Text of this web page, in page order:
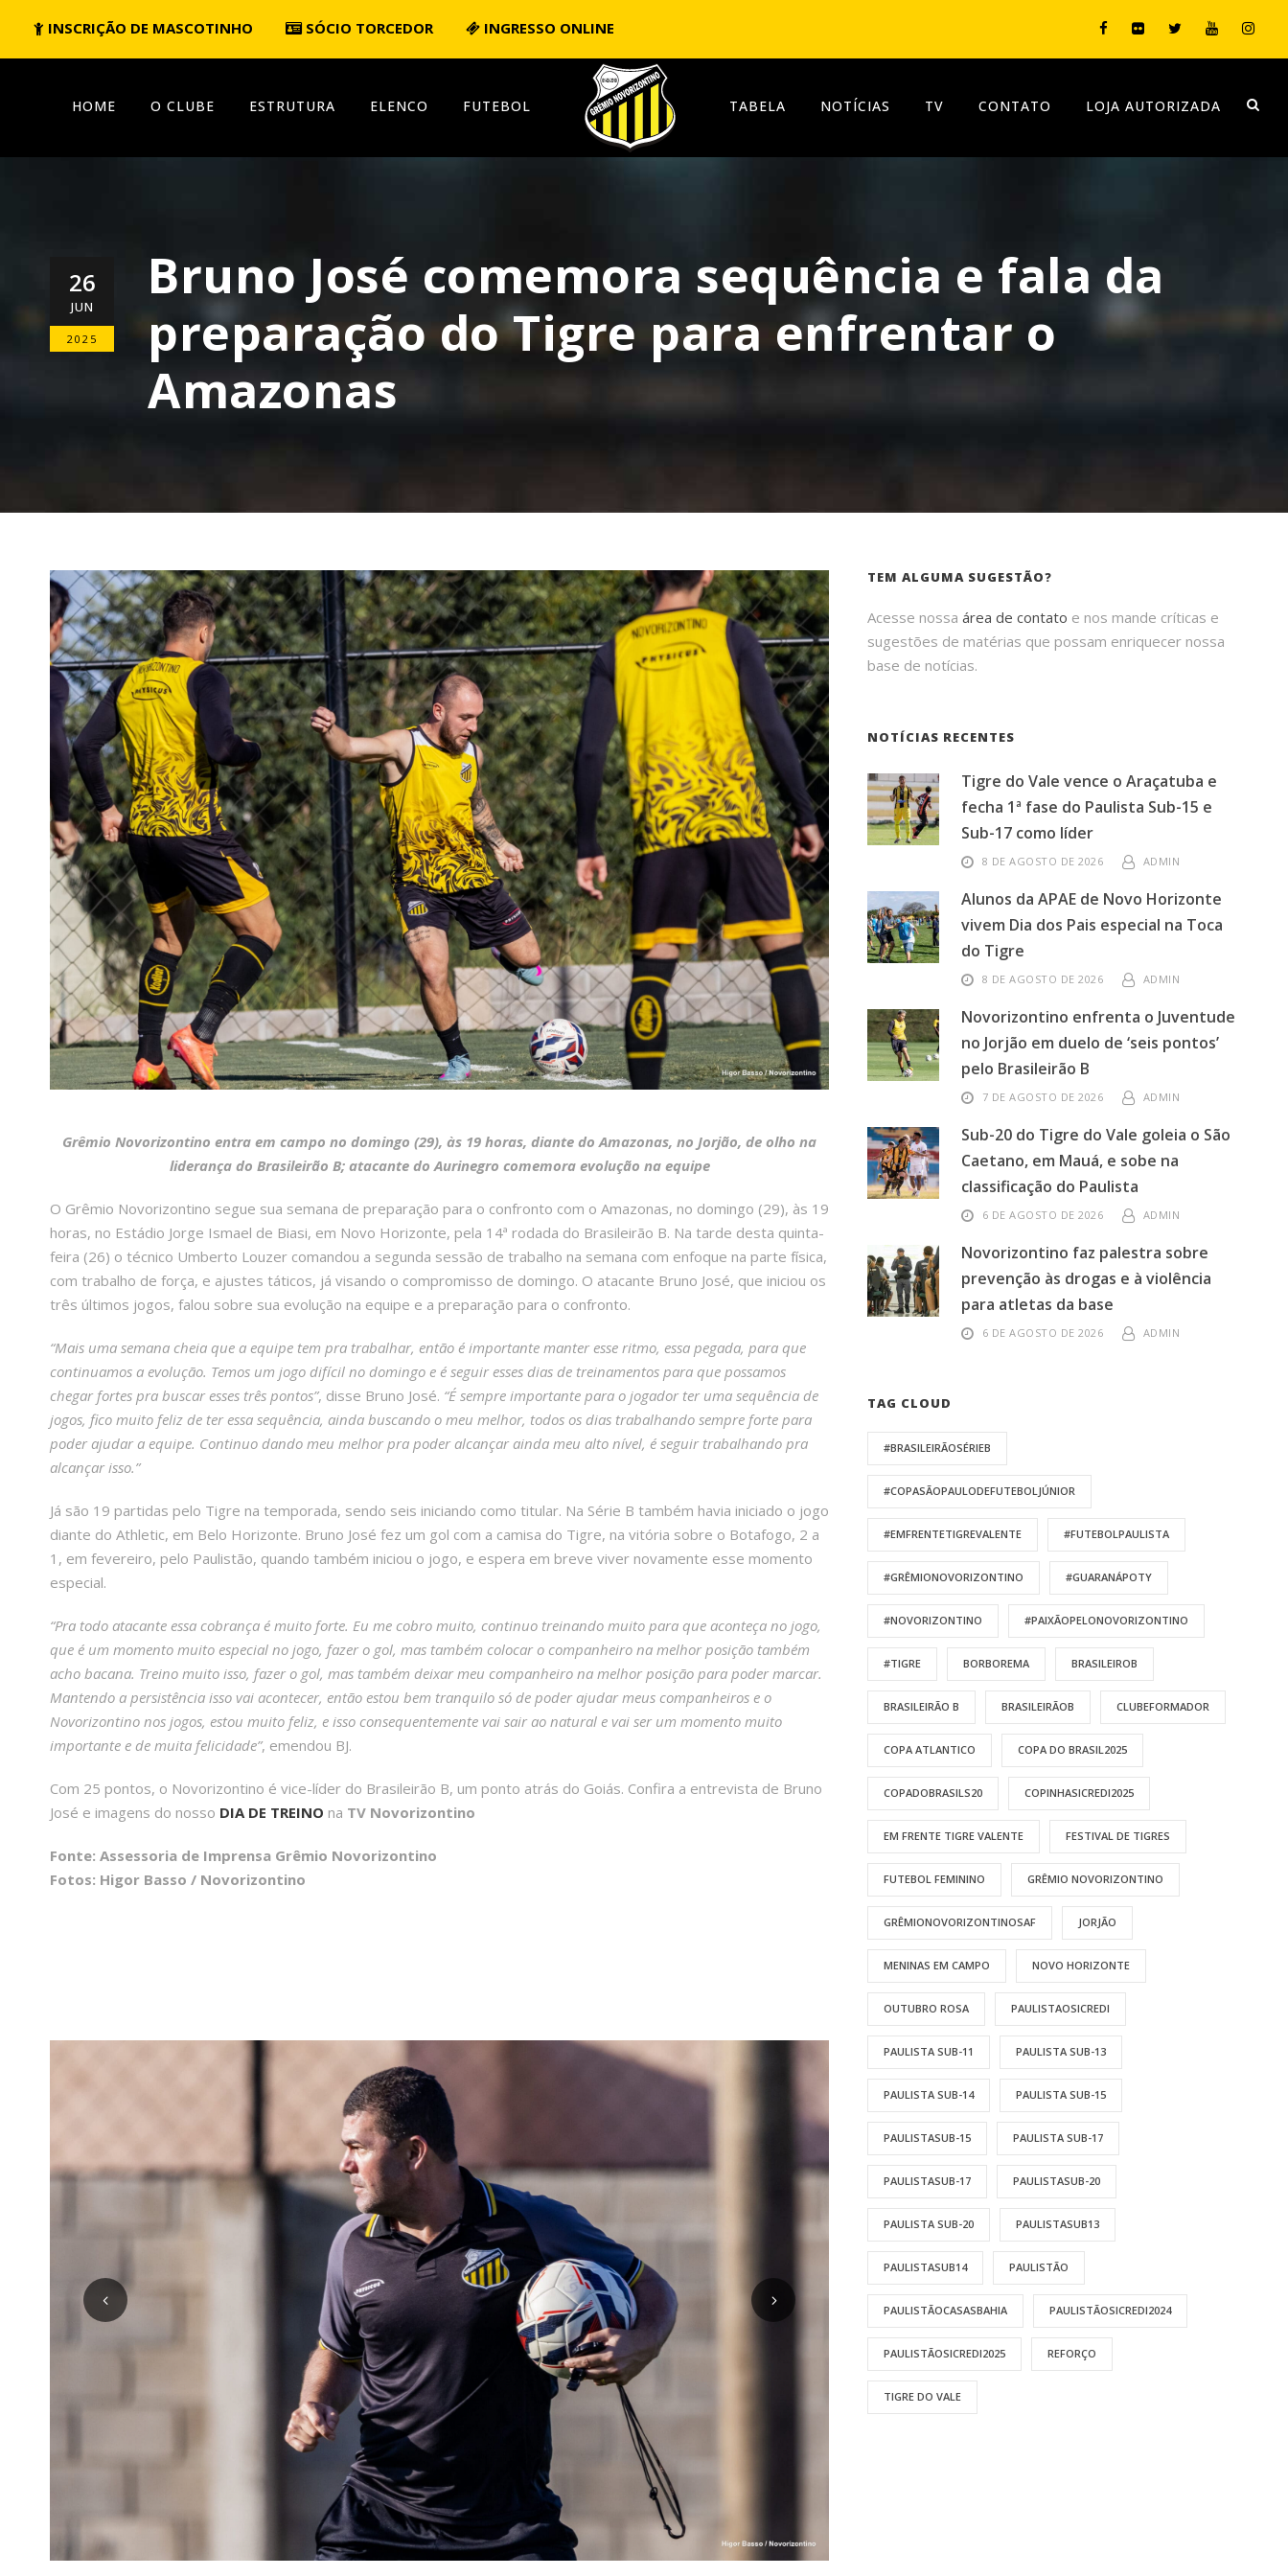
INSCRIÇÃO DE MASCOTINHO SÓCIO TORCEDOR INGRESSO ONLINE
HOME O CLUBE ESTRUTURA ELENCO FUTEBOL TABELA NOTÍCIAS TV CONTATO LOJA AUTORIZADA
26
JUN
2025
Bruno José comemora sequência e fala da
preparação do Tigre para enfrentar o
Amazonas
Grêmio Novorizontino entra em campo no domingo (29), às 19 horas, diante do Amazonas, no Jorjão, de olho na
liderança do Brasileirão B; atacante do Aurinegro comemora evolução na equipe
O Grêmio Novorizontino segue sua semana de preparação para o confronto com o Amazonas, no domingo (29), às 19
horas, no Estádio Jorge Ismael de Biasi, em Novo Horizonte, pela 14ª rodada do Brasileirão B. Na tarde desta quinta-
feira (26) o técnico Umberto Louzer comandou a segunda sessão de trabalho na semana com enfoque na parte física,
com trabalho de força, e ajustes táticos, já visando o compromisso de domingo. O atacante Bruno José, que iniciou os
três últimos jogos, falou sobre sua evolução na equipe e a preparação para o confronto.
“Mais uma semana cheia que a equipe tem pra trabalhar, então é importante manter esse ritmo, essa pegada, para que
continuamos a evolução. Temos um jogo difícil no domingo e é seguir esses dias de treinamentos para que possamos
chegar fortes pra buscar esses três pontos”, disse Bruno José. “É sempre importante para o jogador ter uma sequência de
jogos, fico muito feliz de ter essa sequência, ainda buscando o meu melhor, todos os dias trabalhando sempre forte para
poder ajudar a equipe. Continuo dando meu melhor pra poder alcançar ainda meu alto nível, é seguir trabalhando pra
alcançar isso.”
Já são 19 partidas pelo Tigre na temporada, sendo seis iniciando como titular. Na Série B também havia iniciado o jogo
diante do Athletic, em Belo Horizonte. Bruno José fez um gol com a camisa do Tigre, na vitória sobre o Botafogo, 2 a
1, em fevereiro, pelo Paulistão, quando também iniciou o jogo, e espera em breve viver novamente esse momento
especial.
“Pra todo atacante essa cobrança é muito forte. Eu me cobro muito, continuo treinando muito para que aconteça no jogo,
que é um momento muito especial no jogo, fazer o gol, mas também colocar o companheiro na melhor posição também
acho bacana. Treino muito isso, fazer o gol, mas também deixar meu companheiro na melhor posição para poder marcar.
Mantendo a persistência isso vai acontecer, então estou bem tranquilo só de poder ajudar meus companheiros e o
Novorizontino nos jogos, estou muito feliz, e isso consequentemente vai sair ao natural e vai ser um momento muito
importante e de muita felicidade”, emendou BJ.
Com 25 pontos, o Novorizontino é vice-líder do Brasileirão B, um ponto atrás do Goiás. Confira a entrevista de Bruno
José e imagens do nosso DIA DE TREINO na TV Novorizontino
Fonte: Assessoria de Imprensa Grêmio Novorizontino
Fotos: Higor Basso / Novorizontino
TEM ALGUMA SUGESTÃO?
Acesse nossaárea de contato e nos mande críticas e
sugestões de matérias que possam enriquecer nossa
base de notícias.
NOTÍCIAS RECENTES
Tigre do Vale vence o Araçatuba e
fecha 1ª fase do Paulista Sub-15 e
Sub-17 como líder
8 DE AGOSTO DE 2026 ADMIN
Alunos da APAE de Novo Horizonte
vivem Dia dos Pais especial na Toca
do Tigre
8 DE AGOSTO DE 2026 ADMIN
Novorizontino enfrenta o Juventude
no Jorjão em duelo de ‘seis pontos’
pelo Brasileirão B
7 DE AGOSTO DE 2026 ADMIN
Sub-20 do Tigre do Vale goleia o São
Caetano, em Mauá, e sobe na
classificação do Paulista
6 DE AGOSTO DE 2026 ADMIN
Novorizontino faz palestra sobre
prevenção às drogas e à violência
para atletas da base
6 DE AGOSTO DE 2026 ADMIN
TAG CLOUD
#BRASILEIRÃOSÉRIEB
#COPASÃOPAULODEFUTEBOLJÚNIOR
#EMFRENTETIGREVALENTE #FUTEBOLPAULISTA
#GRÊMIONOVORIZONTINO #GUARANÁPOTY
#NOVORIZONTINO #PAIXÃOPELONOVORIZONTINO
#TIGRE BORBOREMA BRASILEIROB
BRASILEIRÃO B BRASILEIRÃOB CLUBEFORMADOR
COPA ATLANTICO COPA DO BRASIL2025
COPADOBRASILS20 COPINHASICREDI2025
EM FRENTE TIGRE VALENTE FESTIVAL DE TIGRES
FUTEBOL FEMININO GRÊMIO NOVORIZONTINO
GRÊMIONOVORIZONTINOSAF JORJÃO
MENINAS EM CAMPO NOVO HORIZONTE
OUTUBRO ROSA PAULISTAOSICREDI
PAULISTA SUB-11 PAULISTA SUB-13
PAULISTA SUB-14 PAULISTA SUB-15
PAULISTASUB-15 PAULISTA SUB-17
PAULISTASUB-17 PAULISTASUB-20
PAULISTA SUB-20 PAULISTASUB13
PAULISTASUB14 PAULISTÃO
PAULISTÃOCASASBAHIA PAULISTÃOSICREDI2024
PAULISTÃOSICREDI2025 REFORÇO
TIGRE DO VALE